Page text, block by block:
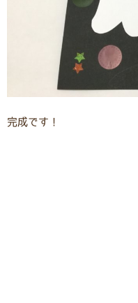
完成です！